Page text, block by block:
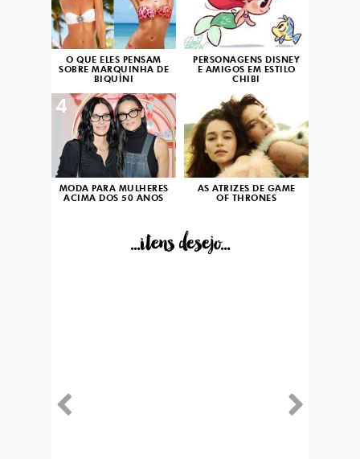
O QUE ELES PENSAM
SOBRE MARQUINHA DE
BIQUÍNI
PERSONAGENS DISNEY
E AMIGOS EM ESTILO
CHIBI
MODA PARA MULHERES
ACIMA DOS 50 ANOS
4
AS ATRIZES DE GAME
OF THRONES
...itens desejo...